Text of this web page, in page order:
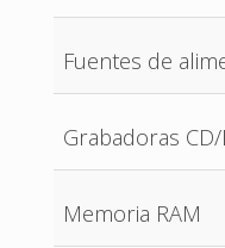
Fuentes de
Grabadoras
Memoria RAM